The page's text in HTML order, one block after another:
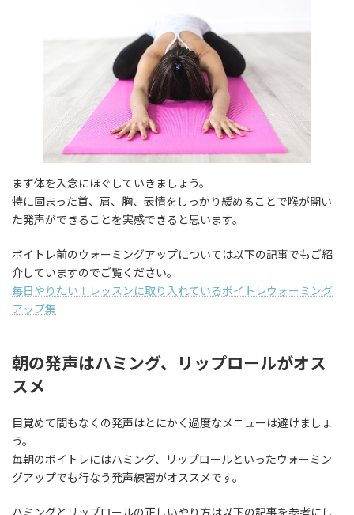
まず体を入念にほぐしていきましょう。
特に固まった首、肩、胸、表情をしっかり緩めることで喉が開い
た発声ができることを実感できると思います。
ボイトレ前のウォーミングアップについては以下の記事でもご紹
介していますのでご覧ください。
毎日やりたい！レッスンに取り入れているボイトレウォーミング
アップ集
朝の発声はハミング、リップロールがオス
スメ
目覚めて間もなくの発声はとにかく過度なメニューは避けましょ
う。
毎朝のボイトレにはハミング、リップロールといったウォーミン
グアップでも行なう発声練習がオススメです。
ハミングとリップロールの正しいやり方は以下の記事を参考にし